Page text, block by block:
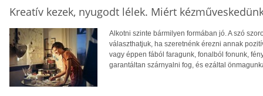
Kreatív kezek, nyugodt lélek. Miért
Alkotni szinte bármilyen formában jó. A szó
választhatjuk, ha szeretnénk érezni annak
vagy éppen fából faragunk, fonalból fonunk,
garantáltan szárnyalni fog, és ezáltal